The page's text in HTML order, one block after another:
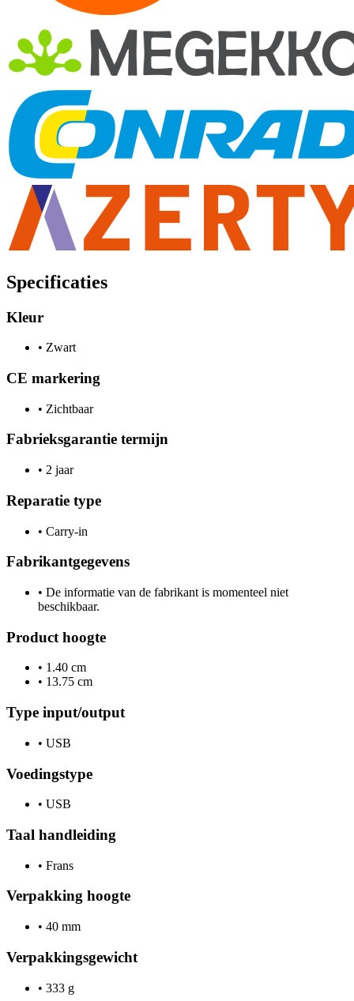
Specificaties
Kleur
• Zwart
CE markering
• Zichtbaar
Fabrieksgarantie termijn
• 2 jaar
Reparatie type
• Carry-in
Fabrikantgegevens
• De informatie van de fabrikant is momenteel niet
beschikbaar.
Product hoogte
• 1.40 cm
• 13.75 cm
Type input/output
• USB
Voedingstype
• USB
Taal handleiding
• Frans
Verpakking hoogte
• 40 mm
Verpakkingsgewicht
• 333 g